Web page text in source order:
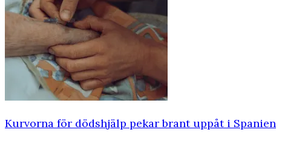
Kurvorna för dödshjälp pekar brant uppåt i Spanien